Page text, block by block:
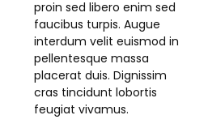
proin sed libero enim sed
faucibus turpis. Augue
interdum velit euismod in
pellentesque massa
placerat duis. Dignissim
cras tincidunt lobortis
feugiat vivamus.